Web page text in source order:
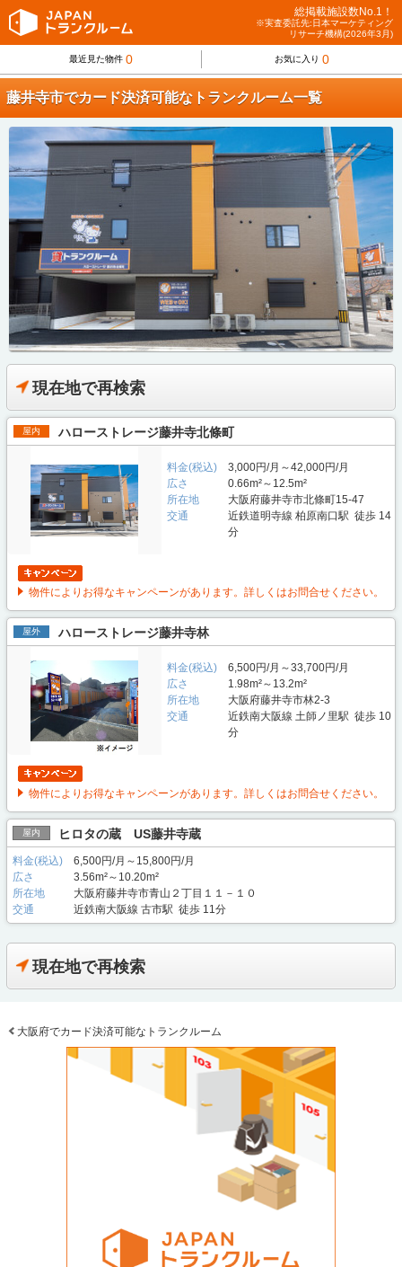
総掲載施設数No.1！
※実査委託先:日本マーケティング
リサーチ機構(2026年3月)
最近見た物件 0 お気に入り 0
藤井寺市でカード決済可能なトランクルーム一覧
現在地で再検索
屋内 ハローストレージ藤井寺北條町
料金(税込)
3,000円/月～42,000円/月
広さ
0.66m²～12.5m²
所在地
大阪府藤井寺市北條町15‐47
交通
近鉄道明寺線 柏原南口駅 徒歩 14
分
物件によりお得なキャンペーンがあります。詳しくはお問合せください。
屋外 ハローストレージ藤井寺林
料金(税込)
6,500円/月～33,700円/月
広さ
1.98m²～13.2m²
所在地
大阪府藤井寺市林2-3
交通
近鉄南大阪線 土師ノ里駅 徒歩 10
分
物件によりお得なキャンペーンがあります。詳しくはお問合せください。
屋内 ヒロタの蔵 US藤井寺蔵
料金(税込)
6,500円/月～15,800円/月
広さ
3.56m²～10.20m²
所在地
大阪府藤井寺市青山２丁目１１－１０
交通
近鉄南大阪線 古市駅 徒歩 11分
現在地で再検索
大阪府でカード決済可能なトランクルーム